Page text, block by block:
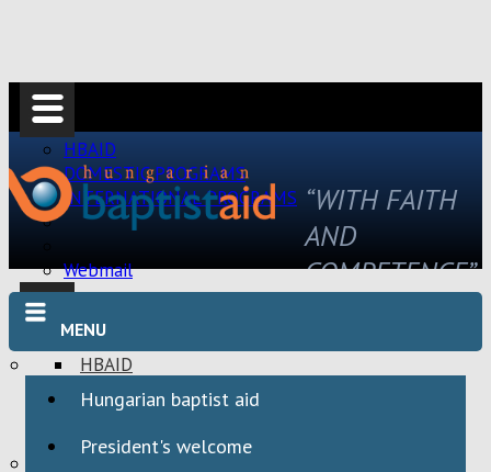
HBAID
DOMESTIC PROGRAMS
INTERNATIONAL PROGRAMS
Webmail
HBAID
DOMESTIC PROGRAMS
“WITH FAITH
AND
COMPETENCE”
MENU
Hungarian baptist aid
President's welcome